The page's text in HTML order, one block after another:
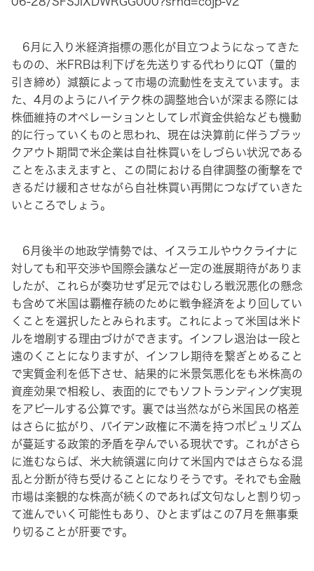
6月に入り米経済指標の悪化が目立つようになってきた
ものの、米FRBは利下げを先送りする代わりにQT（量的
引き締め）減額によって市場の流動性を支えています。ま
た、4月のようにハイテク株の調整地合いが深まる際には
株価維持のオペレーションとしてレポ資金供給なども機動
的に行っていくものと思われ、現在は決算前に伴うブラッ
クアウト期間で米企業は自社株買いをしづらい状況である
ことをふまえますと、この間における自律調整の衝撃をで
きるだけ緩和させながら自社株買い再開につなげていきた
いところでしょう。
6月後半の地政学情勢では、イスラエルやウクライナに
対しても和平交渉や国際会議など一定の進展期待がありま
したが、これらが奏功せず足元ではむしろ戦況悪化の懸念
も含めて米国は覇権存続のために戦争経済をより回してい
くことを選択したとみられます。これによって米国は米ド
ルを増刷する理由づけができます。インフレ退治は一段と
遠のくことになりますが、インフレ期待を繋ぎとめること
で実質金利を低下させ、結果的に米景気悪化をも米株高の
資産効果で相殺し、表面的にでもソフトランディング実現
をアピールする公算です。裏では当然ながら米国民の格差
はさらに拡がり、バイデン政権に不満を持つポピュリズム
が蔓延する政策的矛盾を孕んでいる現状です。これがさら
に進むならば、米大統領選に向けて米国内ではさらなる混
乱と分断が待ち受けることになりそうです。それでも金融
市場は楽観的な株高が続くのであれば文句なしと割り切っ
て進んでいく可能性もあり、ひとまずはこの7月を無事乗
り切ることが肝要です。